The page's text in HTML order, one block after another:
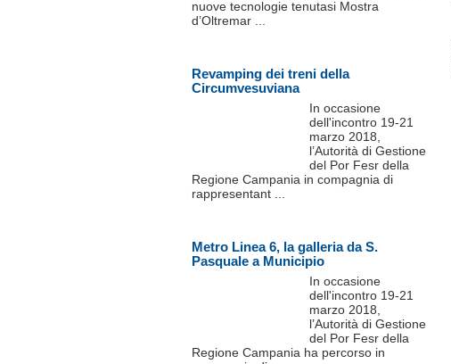
nuove tecnologie tenutasi Mostra
d’Oltremar ...
Revamping dei treni della
Circumvesuviana
In occasione
dell'incontro 19-21
marzo 2018,
l’Autorità di Gestione
del Por Fesr della
Regione Campania in compagnia di
rappresentant ...
Metro Linea 6, la galleria da S.
Pasquale a Municipio
In occasione
dell'incontro 19-21
marzo 2018,
l’Autorità di Gestione
del Por Fesr della
Regione Campania ha percorso in